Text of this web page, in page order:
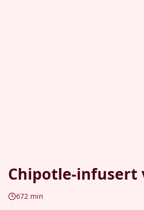
Chipotle-infusert
672 min